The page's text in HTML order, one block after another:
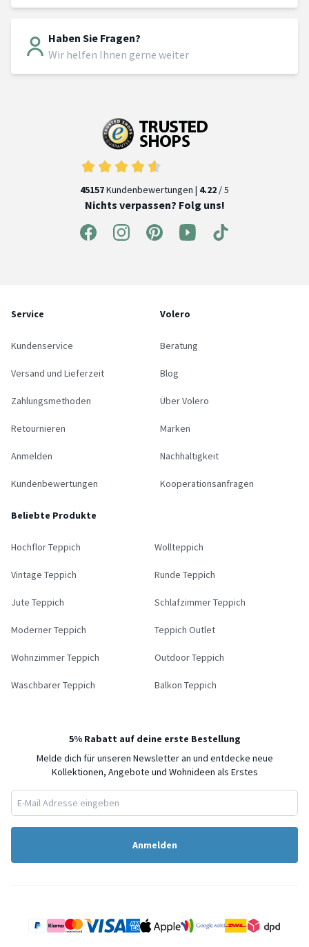
Haben Sie Fragen?
Wir helfen Ihnen gerne weiter
45157Kundenbewertungen | 4.22 / 5
Nichts verpassen? Folg uns!
Service
Kundenservice
Versand und Lieferzeit
Zahlungsmethoden
Retournieren
Anmelden
Kundenbewertungen
Volero
Beratung
Blog
Über Volero
Marken
Nachhaltigkeit
Kooperationsanfragen
Beliebte Produkte
Hochflor Teppich Wollteppich
Vintage Teppich Runde Teppich
Jute Teppich Schlafzimmer Teppich
Moderner Teppich Teppich Outlet
Wohnzimmer Teppich Outdoor Teppich
Waschbarer Teppich Balkon Teppich
5% Rabatt auf deine erste Bestellung
Melde dich für unseren Newsletter an und entdecke neue
Kollektionen, Angebote und Wohnideen als Erstes
Anmelden